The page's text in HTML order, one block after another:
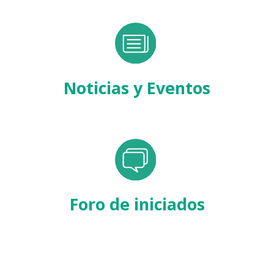
Noticias y Eventos
Foro de iniciados